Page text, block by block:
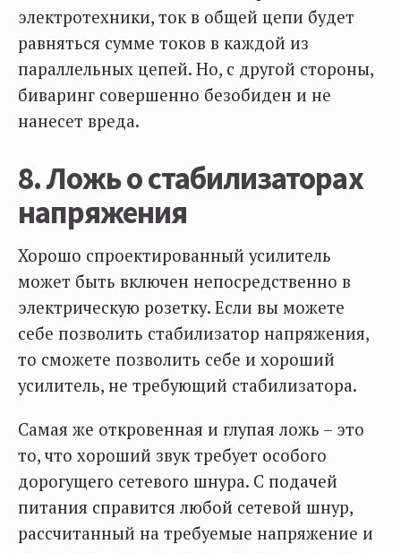
электротехники, ток в общей цепи будет
равняться сумме токов в каждой из
параллельных цепей. Но, с другой стороны,
биваринг совершенно безобиден и не
нанесет вреда.
8. Ложь о стабилизаторах
напряжения
Хорошо спроектированный усилитель
может быть включен непосредственно в
электрическую розетку. Если вы можете
себе позволить стабилизатор напряжения,
то сможете позволить себе и хороший
усилитель, не требующий стабилизатора.
Самая же откровенная и глупая ложь – это
то, что хороший звук требует особого
дорогущего сетевого шнура. С подачей
питания справится любой сетевой шнур,
рассчитанный на требуемые напряжение и